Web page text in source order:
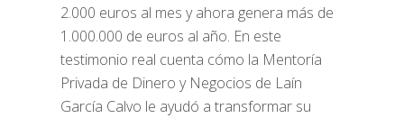
2.000 euros al mes y ahora genera más de
1.000.000 de euros al año. En este
testimonio real cuenta cómo la Mentoría
Privada de Dinero y Negocios de Laín
García Calvo le ayudó a transformar su